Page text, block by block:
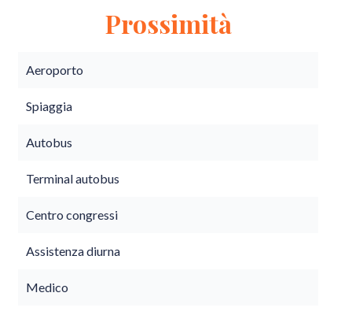
Prossimità
Aeroporto
Spiaggia
Autobus
Terminal autobus
Centro congressi
Assistenza diurna
Medico